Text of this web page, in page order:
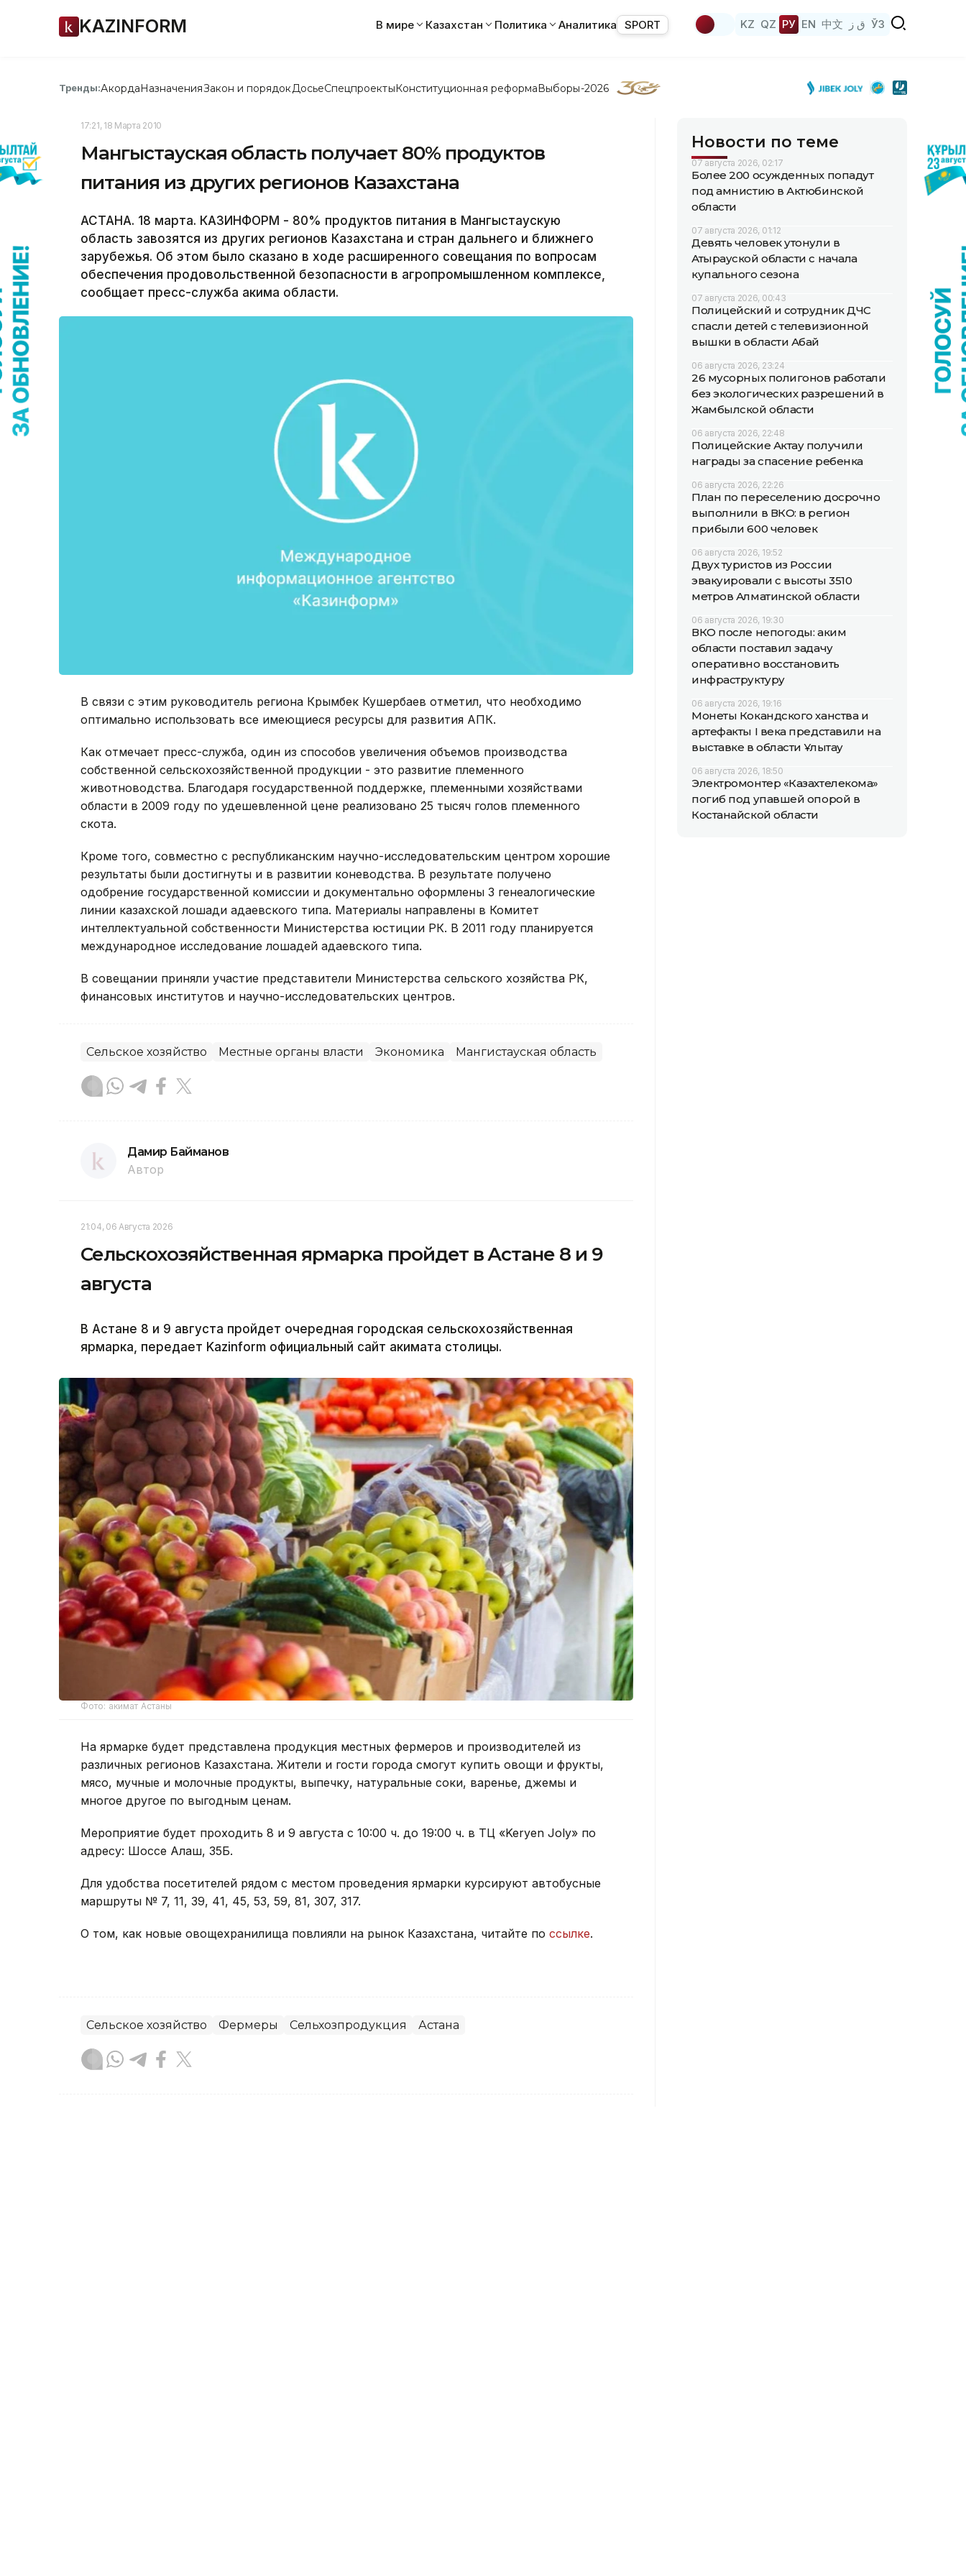
KAZINFORM В мире Казахстан Политика Аналитика SPORT KZ QZ РУ EN 中文 ق ز ЎЗ
Тренды:АкордаНазначенияЗакон и порядок ДосьеСпецпроектыКонституционная реформаВыборы-2026
17:21, 18 Марта 2010
Мангыстауская область получает 80% продуктов
питания из других регионов Казахстана
АСТАНА. 18 марта. КАЗИНФОРМ - 80% продуктов питания в Мангыстаускую
область завозятся из других регионов Казахстана и стран дальнего и ближнего
зарубежья. Об этом было сказано в ходе расширенного совещания по вопросам
обеспечения продовольственной безопасности в агропромышленном комплексе,
сообщает пресс-служба акима области.
В связи с этим руководитель региона Крымбек Кушербаев отметил, что необходимо
оптимально использовать все имеющиеся ресурсы для развития АПК.
Как отмечает пресс-служба, один из способов увеличения объемов производства
собственной сельскохозяйственной продукции - это развитие племенного
животноводства. Благодаря государственной поддержке, племенными хозяйствами
области в 2009 году по удешевленной цене реализовано 25 тысяч голов племенного
скота.
Кроме того, совместно с республиканским научно-исследовательским центром хорошие
результаты были достигнуты и в развитии коневодства. В результате получено
одобрение государственной комиссии и документально оформлены 3 генеалогические
линии казахской лошади адаевского типа. Материалы направлены в Комитет
интеллектуальной собственности Министерства юстиции РК. В 2011 году планируется
международное исследование лошадей адаевского типа.
В совещании приняли участие представители Министерства сельского хозяйства РК,
финансовых институтов и научно-исследовательских центров.
Сельское хозяйство Местные органы власти Экономика Мангистауская область
Дамир Байманов
Автор
21:04, 06 Августа 2026
Сельскохозяйственная ярмарка пройдет в Астане 8 и 9
августа
В Астане 8 и 9 августа пройдет очередная городская сельскохозяйственная
ярмарка, передает Kazinform официальный сайт акимата столицы.
Фото: акимат Астаны
На ярмарке будет представлена продукция местных фермеров и производителей из
различных регионов Казахстана. Жители и гости города смогут купить овощи и фрукты,
мясо, мучные и молочные продукты, выпечку, натуральные соки, варенье, джемы и
многое другое по выгодным ценам.
Мероприятие будет проходить 8 и 9 августа с 10:00 ч. до 19:00 ч. в ТЦ «Keryen Joly» по
адресу: Шоссе Алаш, 35Б.
Для удобства посетителей рядом с местом проведения ярмарки курсируют автобусные
маршруты № 7, 11, 39, 41, 45, 53, 59, 81, 307, 317.
О том, как новые овощехранилища повлияли на рынок Казахстана, читайте по ссылке.
Сельское хозяйство Фермеры Сельхозпродукция Астана
Новости по теме
07 августа 2026, 02:17
Более 200 осужденных попадут
под амнистию в Актюбинской
области
07 августа 2026, 01:12
Девять человек утонули в
Атырауской области с начала
купального сезона
07 августа 2026, 00:43
Полицейский и сотрудник ДЧС
спасли детей с телевизионной
вышки в области Абай
06 августа 2026, 23:24
26 мусорных полигонов работали
без экологических разрешений в
Жамбылской области
06 августа 2026, 22:48
Полицейские Актау получили
награды за спасение ребенка
06 августа 2026, 22:26
План по переселению досрочно
выполнили в ВКО: в регион
прибыли 600 человек
06 августа 2026, 19:52
Двух туристов из России
эвакуировали с высоты 3510
метров Алматинской области
06 августа 2026, 19:30
ВКО после непогоды: аким
области поставил задачу
оперативно восстановить
инфраструктуру
06 августа 2026, 19:16
Монеты Кокандского ханства и
артефакты I века представили на
выставке в области Ұлытау
06 августа 2026, 18:50
Электромонтер «Казахтелекома»
погиб под упавшей опорой в
Костанайской области